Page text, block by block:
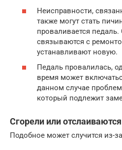
Неисправности,
также могут стать
проваливается
связываются с
устанавливают новую.
Педаль провалилась,
время может
данном случае
который подлежит
Сгорели или
Подобное может случится из-